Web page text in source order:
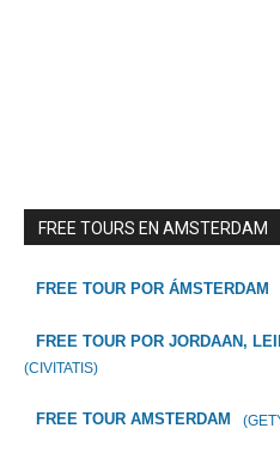
FREE TOURS EN AMSTERDAM
FREE TOUR POR ÁMSTERDAM
FREE TOUR POR JORDAAN,
(CIVITATIS)
FREE TOUR AMSTERDAM